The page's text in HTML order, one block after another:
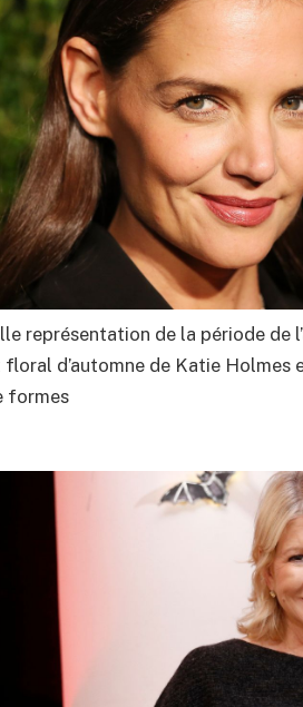
représentation de la période de
floral d’automne de Katie
formes